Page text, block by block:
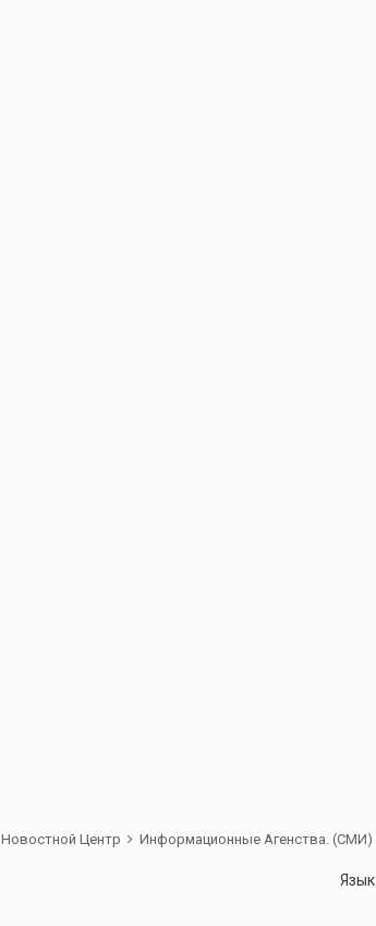
Новостной Центр Информационные Агенства. (СМИ)
Язык